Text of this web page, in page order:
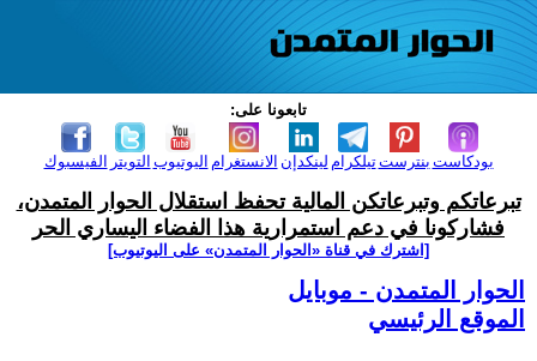
تابعونا على:
الفيسبوك التويتر اليوتيوب الانستغرام لينكدإن تيلكرامبنترست بودكاست
تبرعاتكم وتبرعاتكن المالية تحفظ استقلال الحوار المتمدن،
فشاركونا في دعم استمرارية هذا الفضاء اليساري الحر
[اشترك في قناة ‫«الحوار المتمدن» على اليوتيوب]
الحوار المتمدن - موبايل
الموقع الرئيسي